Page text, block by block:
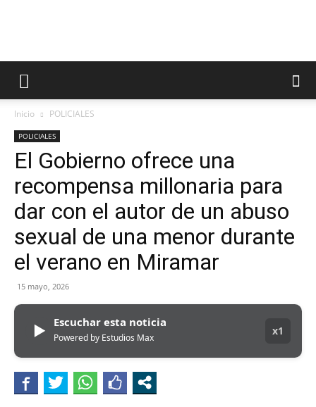
Inicio POLICIALES
POLICIALES
El Gobierno ofrece una
recompensa millonaria para
dar con el autor de un abuso
sexual de una menor durante
el verano en Miramar
15 mayo, 2026
▶ Escuchar esta noticia
Powered by Estudios Max
x1